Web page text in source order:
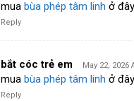
mua bùa phép tâm linh ở
Reply
bắt cóc trẻ em May 22, 2026
mua bùa phép tâm linh ở
Reply